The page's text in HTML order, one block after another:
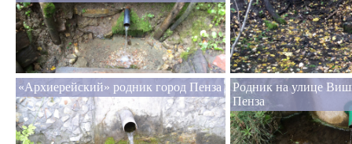
«Архиерейский» родник город Пенза
Родник на улице
Пенза